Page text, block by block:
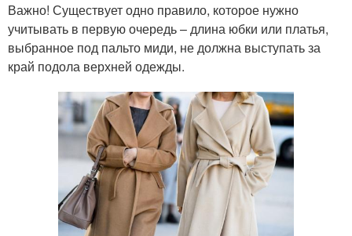
Важно! Существует одно правило, которое нужно
учитывать в первую очередь – длина юбки или платья,
выбранное под пальто миди, не должна выступать за
край подола верхней одежды.